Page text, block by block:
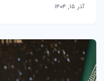
آذر ۱۵, ۱۴۰۴